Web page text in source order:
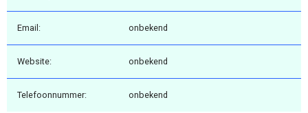
Email: onbekend
Website: onbekend
Telefoonnummer: onbekend